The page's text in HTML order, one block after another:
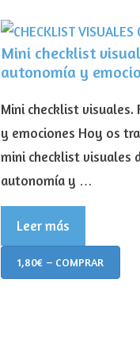
Mini checklist
autonomía y
Mini checklist
y emociones Hoy os
mini checklist visuales
autonomía y …
Leer más
1,80€ – COMPRAR